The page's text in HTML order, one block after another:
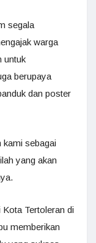
segala
warga
untuk
berupaya
dan poster
kami sebagai
yang akan
Kota Tertoleran di
memberikan